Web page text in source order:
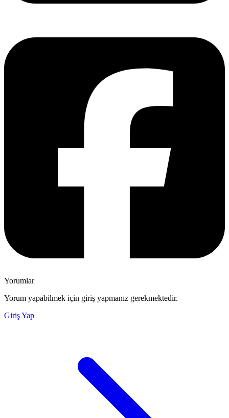
Yorumlar
Yorum yapabilmek için giriş yapmanız gerekmektedir.
Giriş Yap